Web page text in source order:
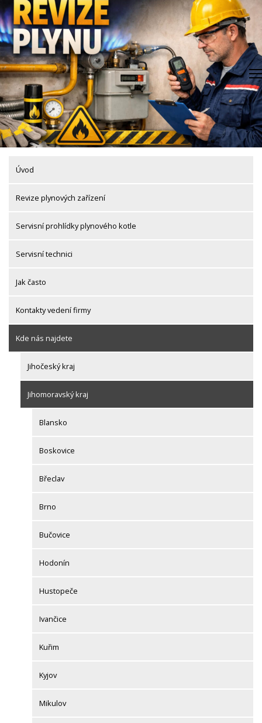
Skip
to
content
Úvod
Revize plynových zařízení
Servisní prohlídky plynového kotle
Servisní technici
Jak často
Kontakty vedení firmy
Kde nás najdete
Jihočeský kraj
Jihomoravský kraj
Blansko
Boskovice
Břeclav
Brno
Bučovice
Hodonín
Hustopeče
Ivančice
Kuřim
Kyjov
Mikulov